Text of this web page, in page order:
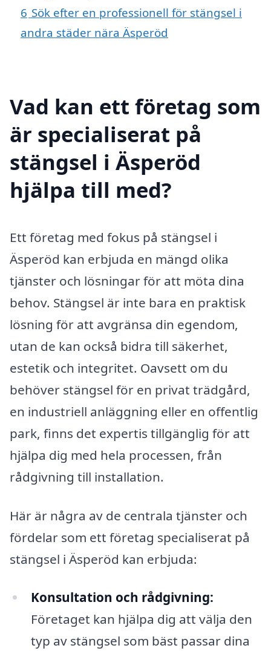
6 Sök efter en professionell för stängsel i
andra städer nära Äsperöd
Vad kan ett företag som
är specialiserat på
stängsel i Äsperöd
hjälpa till med?
Ett företag med fokus på stängsel i
Äsperöd kan erbjuda en mängd olika
tjänster och lösningar för att möta dina
behov. Stängsel är inte bara en praktisk
lösning för att avgränsa din egendom,
utan de kan också bidra till säkerhet,
estetik och integritet. Oavsett om du
behöver stängsel för en privat trädgård,
en industriell anläggning eller en offentlig
park, finns det expertis tillgänglig för att
hjälpa dig med hela processen, från
rådgivning till installation.
Här är några av de centrala tjänster och
fördelar som ett företag specialiserat på
stängsel i Äsperöd kan erbjuda:
Konsultation och rådgivning:
Företaget kan hjälpa dig att välja den
typ av stängsel som bäst passar dina